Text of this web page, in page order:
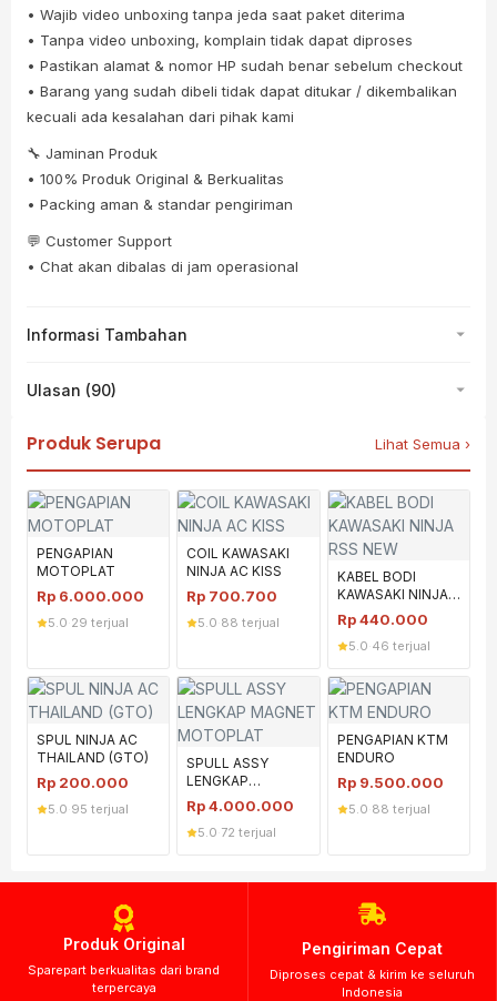
• Wajib video unboxing tanpa jeda saat paket diterima
• Tanpa video unboxing, komplain tidak dapat diproses
• Pastikan alamat & nomor HP sudah benar sebelum checkout
• Barang yang sudah dibeli tidak dapat ditukar / dikembalikan
kecuali ada kesalahan dari pihak kami
🔧 Jaminan Produk
• 100% Produk Original & Berkualitas
• Packing aman & standar pengiriman
💬 Customer Support
• Chat akan dibalas di jam operasional
Informasi Tambahan
Ulasan (90)
Produk Serupa Lihat Semua ›
PENGAPIAN
MOTOPLAT
Rp 6.000.000
5.0 29 terjual
COIL KAWASAKI
NINJA AC KISS
Rp 700.700
5.0 88 terjual
KABEL BODI
KAWASAKI NINJA
R/SS NEW
Rp440.000
5.0 46 terjual
SPUL NINJA AC
THAILAND (GTO)
Rp 200.000
5.0 95 terjual
SPULL ASSY
LENGKAP
MAGNET
MOTOPLAT
Rp4.000.000
5.0 72 terjual
PENGAPIAN KTM
ENDURO
Rp 9.500.000
5.0 88 terjual
Produk Original
Sparepart berkualitas dari brand
terpercaya
Pengiriman Cepat
Diproses cepat & kirim ke seluruh
Indonesia